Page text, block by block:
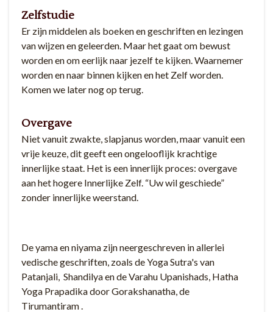
Zelfstudie
Er zijn middelen als boeken en geschriften en lezingen
van wijzen en geleerden. Maar het gaat om bewust
worden en om eerlijk naar jezelf te kijken. Waarnemer
worden en naar binnen kijken en het Zelf worden.
Komen we later nog op terug.
Overgave
Niet vanuit zwakte, slapjanus worden, maar vanuit een
vrije keuze, dit geeft een ongelooflijk krachtige
innerlijke staat. Het is een innerlijk proces: overgave
aan het hogere Innerlijke Zelf. “Uw wil geschiede”
zonder innerlijke weerstand.
De yama en niyama zijn neergeschreven in allerlei
vedische geschriften, zoals de Yoga Sutra's van
Patanjali, Shandilya en de Varahu Upanishads, Hatha
Yoga Prapadika door Gorakshanatha, de
Tirumantiram .